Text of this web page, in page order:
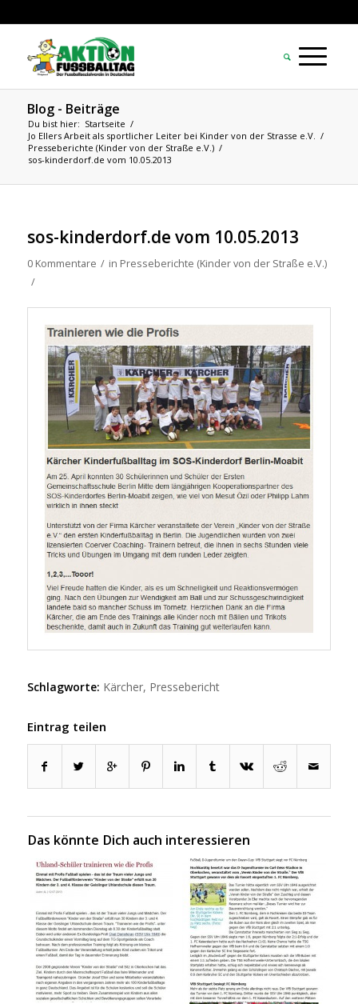
Blog - Beiträge
Du bist hier: Startseite /
Jo Ellers Arbeit als sportlicher Leiter bei Kinder von der Strasse e.V. /
Presseberichte (Kinder von der Straße e.V.) /
sos-kinderdorf.de vom 10.05.2013
sos-kinderdorf.de vom 10.05.2013
0 Kommentare / in Presseberichte (Kinder von der Straße e.V.)
/
Schlagworte: Kärcher, Pressebericht
Eintrag teilen
Das könnte Dich auch interessieren